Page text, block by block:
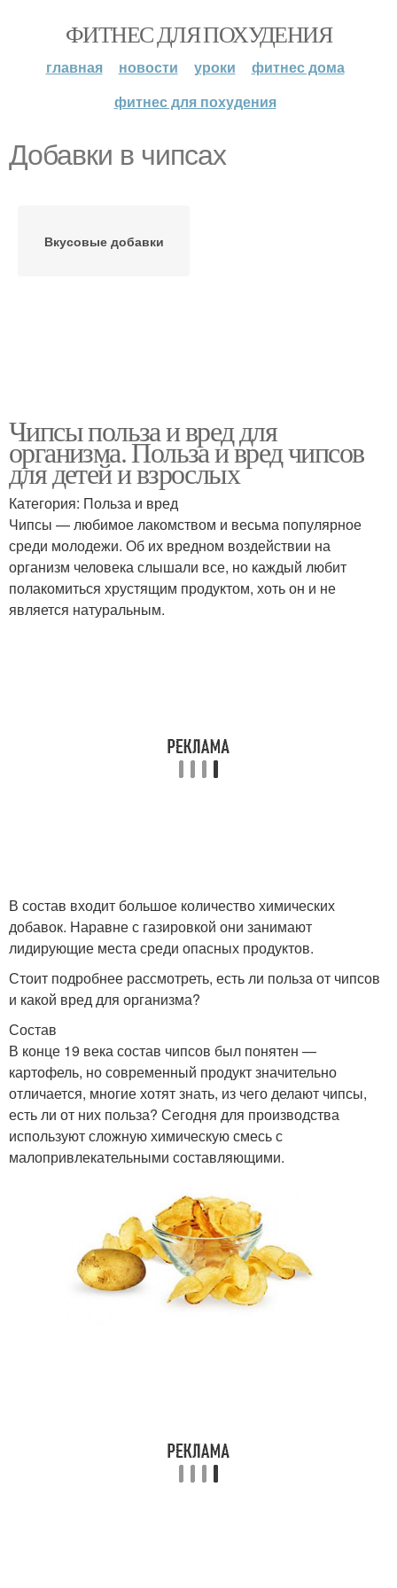
ФИТНЕС ДЛЯ ПОХУДЕНИЯ
главная новости уроки
фитнес дома
фитнес для похудения
Добавки в чипсах
Вкусовые добавки
Чипсы польза и вред для
организма. Польза и вред чипсов
для детей и взрослых
Категория: Польза и вред
Чипсы — любимое лакомством и весьма популярное
среди молодежи. Об их вредном воздействии на
организм человека слышали все, но каждый любит
полакомиться хрустящим продуктом, хоть он и не
является натуральным.
В состав входит большое количество химических
добавок. Наравне с газировкой они занимают
лидирующие места среди опасных продуктов.
Стоит подробнее рассмотреть, есть ли польза от чипсов
и какой вред для организма?
Состав
В конце 19 века состав чипсов был понятен —
картофель, но современный продукт значительно
отличается, многие хотят знать, из чего делают чипсы,
есть ли от них польза? Сегодня для производства
используют сложную химическую смесь с
малопривлекательными составляющими.